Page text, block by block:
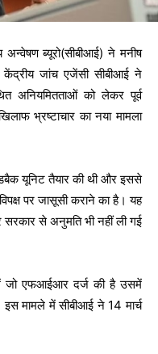
अन्वेषण ब्यूरो(सीबीआई) ने मनीष
केंद्रीय जांच एजेंसी सीबीआई ने
अनियमितताओं को लेकर पूर्व
भ्रष्टाचार का नया मामला
यूनिट तैयार की थी और इससे
पर जासूसी कराने का है। यह
से अनुमति भी नहीं ली गई
जो एफआईआर दर्ज की है उसमें
इस मामले में सीबीआई ने 14 मार्च